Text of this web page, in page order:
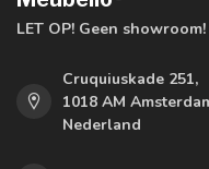
LET OP! Geen showroom!
Cruquiuskade 251,
1018 AM
Nederland